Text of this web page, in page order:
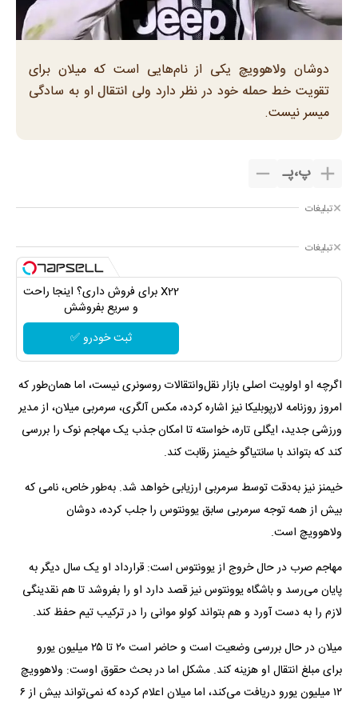
دوشان ولاهوویچ یکی از نام‌هایی است که میلان برای
تقویت خط حمله خود در نظر دارد ولی انتقال او به سادگی
میسر نیست.
پ،پـ
تبلیغات
تبلیغات
X22 برای فروش داری؟ اینجا راحت
و سریع بفروشش
ثبت خودرو ✅
اگرچه او اولویت اصلی بازار نقل‌وانتقالات روسونری نیست، اما همان‌طور که
امروز روزنامه لارپوبلیکا نیز اشاره کرده، مکس آلگری، سرمربی میلان، از مدیر
ورزشی جدید، ایگلی تاره، خواسته تا امکان جذب یک مهاجم نوک را بررسی
کند که بتواند با سانتیاگو خیمنز رقابت کند.
خیمنز نیز به‌دقت توسط سرمربی ارزیابی خواهد شد. به‌طور خاص، نامی که
بیش از همه توجه سرمربی سابق یوونتوس را جلب کرده، دوشان
ولاهوویچ است.
مهاجم صرب در حال خروج از یوونتوس است: قرارداد او یک سال دیگر به
پایان می‌رسد و باشگاه یوونتوس نیز قصد دارد او را بفروشد تا هم نقدینگی
لازم را به دست آورد و هم بتواند کولو موانی را در ترکیب تیم حفظ کند.
میلان در حال بررسی وضعیت است و حاضر است ۲۰ تا ۲۵ میلیون یورو
برای مبلغ انتقال او هزینه کند. مشکل اما در بحث حقوق اوست: ولاهوویچ
۱۲ میلیون یورو دریافت می‌کند، اما میلان اعلام کرده که نمی‌تواند بیش از ۶